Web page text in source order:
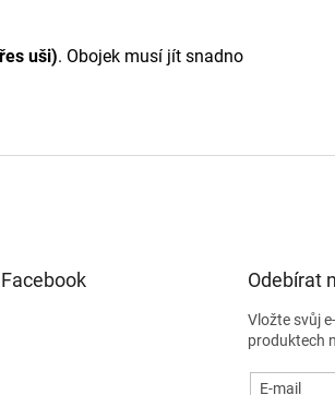
uši). Obojek musí jít snadno
Facebook Odebírat
Vložte svůj
produktech
E-mail